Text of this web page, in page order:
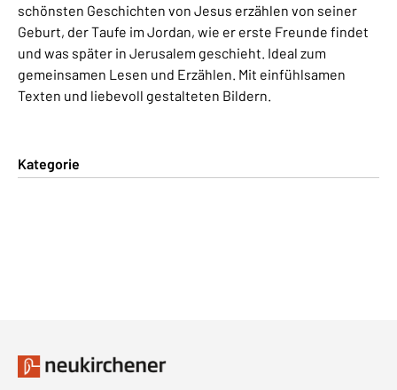
schönsten Geschichten von Jesus erzählen von seiner
Geburt, der Taufe im Jordan, wie er erste Freunde findet
und was später in Jerusalem geschieht. Ideal zum
gemeinsamen Lesen und Erzählen. Mit einfühlsamen
Texten und liebevoll gestalteten Bildern.
Kategorie